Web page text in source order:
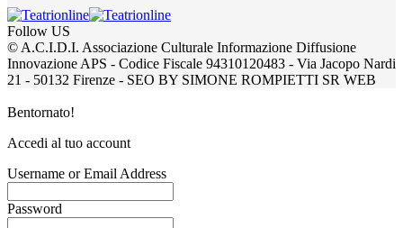
Follow US
© A.C.I.D.I. Associazione Culturale Informazione Diffusione
Innovazione APS - Codice Fiscale 94310120483 - Via Jacopo Nardi
21 - 50132 Firenze - SEO BY SIMONE ROMPIETTI SR WEB
Bentornato!
Accedi al tuo account
Username or Email Address
Password